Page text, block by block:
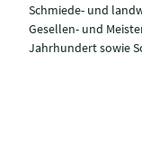
Schmiede- und
Gesellen- und
Jahrhundert sowie